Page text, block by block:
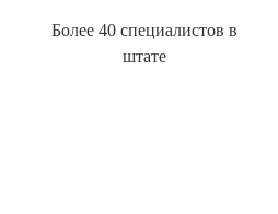
Более 40 специалистов в
штате